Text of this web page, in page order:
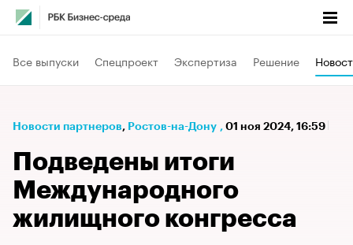
Все выпуски Спецпроект Экспертиза Решение
Новости партнеров⁠, Ростов-на-Дону , 01 ноя 2024, 16:59
Подведены итоги
Международного
жилищного конгресса